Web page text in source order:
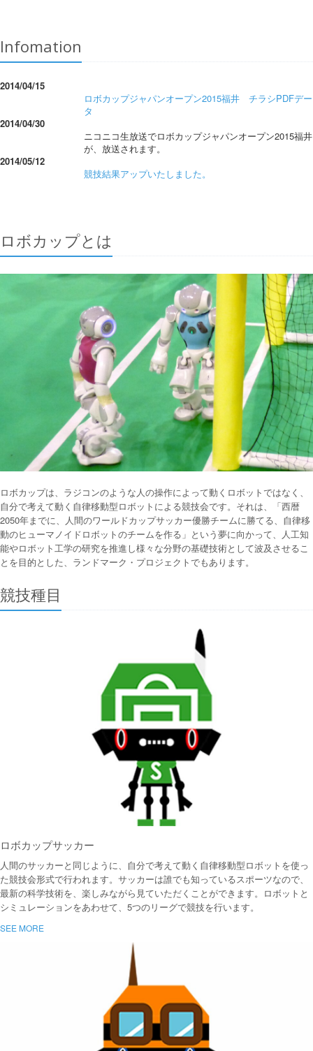
Infomation
2014/04/15
ロボカップジャパンオープン2015福井 チラシPDFデー
タ
2014/04/30
ニコニコ生放送でロボカップジャパンオープン2015福井
が、放送されます。
2014/05/12
競技結果アップいたしました。
ロボカップとは
ロボカップは、ラジコンのような人の操作によって動くロボットではなく、
自分で考えて動く自律移動型ロボットによる競技会です。それは、「西暦
2050年までに、人間のワールドカップサッカー優勝チームに勝てる、自律移
動のヒューマノイドロボットのチームを作る」という夢に向かって、人工知
能やロボット工学の研究を推進し様々な分野の基礎技術として波及させるこ
とを目的とした、ランドマーク・プロジェクトでもあります。
競技種目
ロボカップサッカー
人間のサッカーと同じように、自分で考えて動く自律移動型ロボットを使っ
た競技会形式で行われます。サッカーは誰でも知っているスポーツなので、
最新の科学技術を、楽しみながら見ていただくことができます。ロボットと
シミュレーションをあわせて、5つのリーグで競技を行います。
SEE MORE